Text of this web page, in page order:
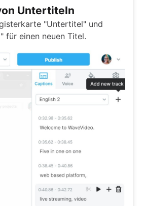
Untertiteln
"Untertitel" und
für einen neuen Titel.